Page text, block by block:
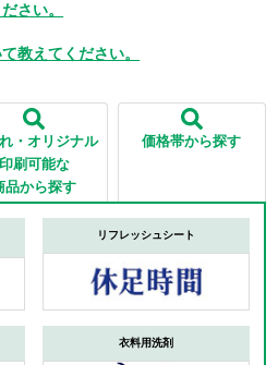
さい。
教えてください。
・オリジナル
印刷可能な
品から探す
価格帯から探す
リフレッシュシート
衣料用洗剤